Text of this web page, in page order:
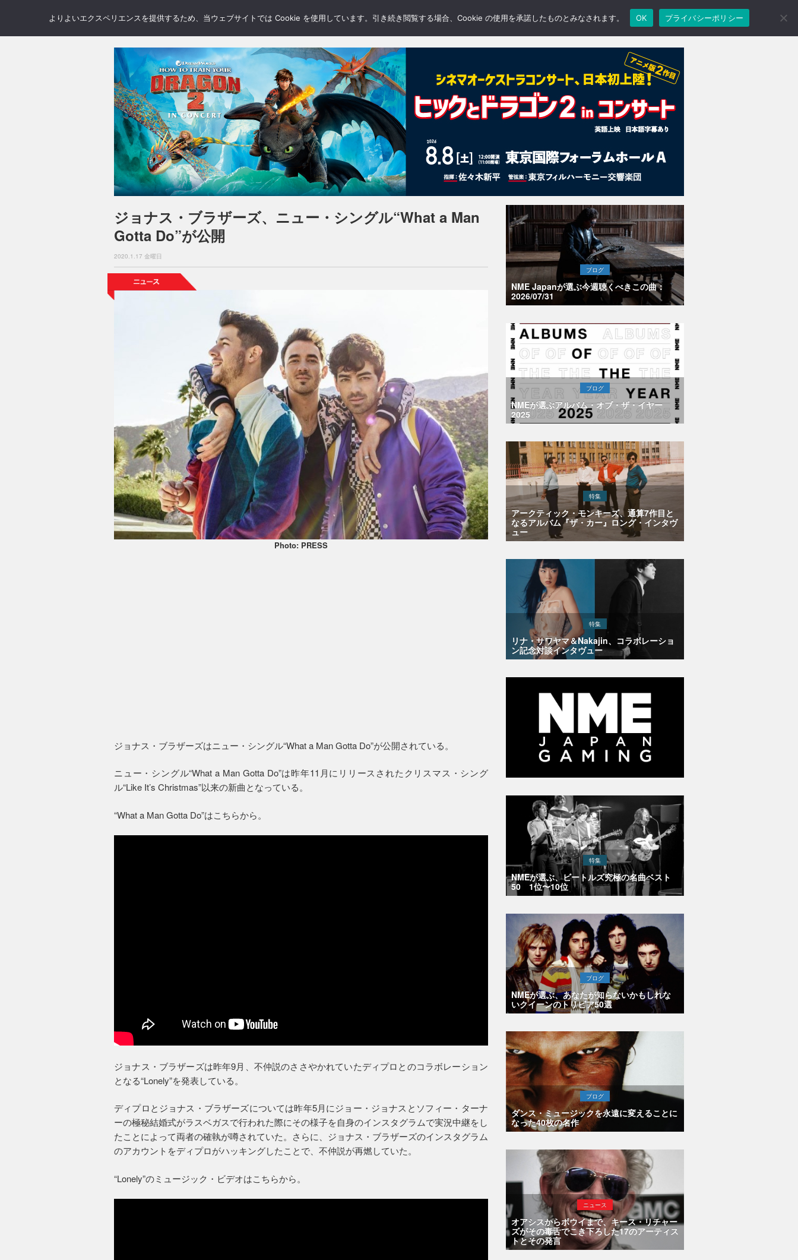
NEWS REVIEWS GALLERY BLOGS FEATURE
ジョナス・ブラザーズ、ニュー・シングル“What a Man
Gotta Do”が公開
2020.1.17 金曜日
Photo: PRESS
ジョナス・ブラザーズはニュー・シングル“What a Man Gotta Do”が公開されている。
ニュー・シングル“What a Man Gotta Do”は昨年11月にリリースされたクリスマス・シング
ル“Like It’s Christmas”以来の新曲となっている。
“What a Man Gotta Do”はこちらから。
ジョナス・ブラザーズは昨年9月、不仲説のささやかれていたディプロとのコラボレーション
となる“Lonely”を発表している。
ディプロとジョナス・ブラザーズについては昨年5月にジョー・ジョナスとソフィー・ターナ
ーの極秘結婚式がラスベガスで行われた際にその様子を自身のインスタグラムで実況中継をし
たことによって両者の確執が噂されていた。さらに、ジョナス・ブラザーズのインスタグラム
のアカウントをディプロがハッキングしたことで、不仲説が再燃していた。
“Lonely”のミュージック・ビデオはこちらから。
ブログ
NME Japanが選ぶ今週聴くべきこの曲：
2026/07/31
ブログ
NMEが選ぶアルバム・オブ・ザ・イヤー
2025
特集
アークティック・モンキーズ、通算7作目と
なるアルバム『ザ・カー』ロング・インタヴ
ュー
特集
リナ・サワヤマ＆Nakajin、コラボレーショ
ン記念対談インタヴュー
特集
NMEが選ぶ、ビートルズ究極の名曲ベスト
50 1位〜10位
ブログ
NMEが選ぶ、あなたが知らないかもしれな
いクイーンのトリビア50選
ブログ
ダンス・ミュージックを永遠に変えることに
なった40枚の名作
ニュース
オアシスからボウイまで、キース・リチャー
ズがその毒舌でこき下ろした17のアーティス
トとその発言
よりよいエクスペリエンスを提供するため、当ウェブサイトでは Cookie を使用しています。引き続き閲覧する場合、Cookie の使用を承諾したものとみなされます。 OK プライバシーポリシー